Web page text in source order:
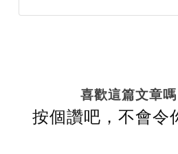
喜歡這篇文章嗎
按個讚吧，不會令